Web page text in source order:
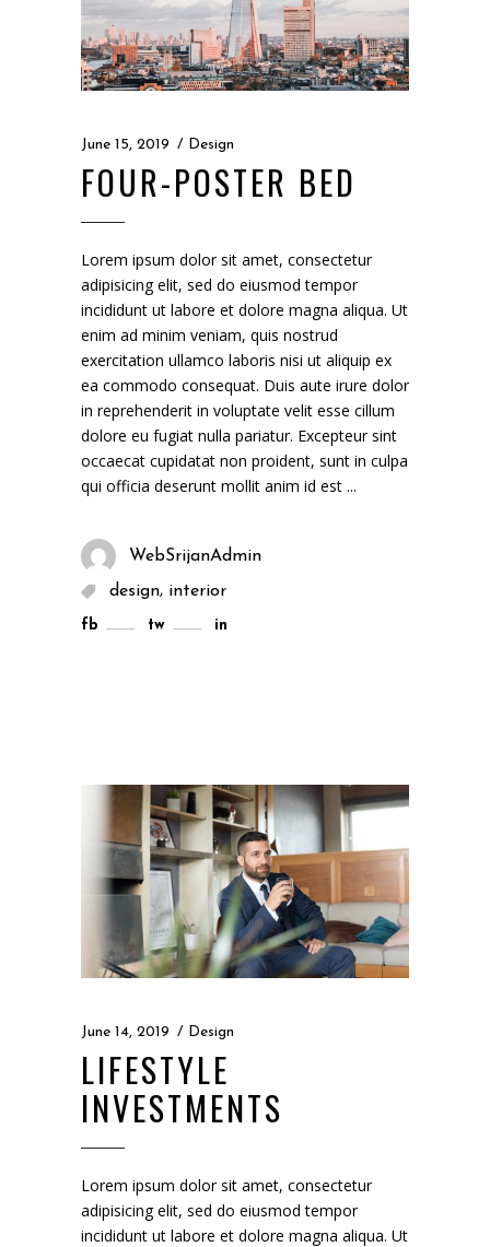
June 15, 2019 Design
FOUR-POSTER BED
Lorem ipsum dolor sit amet, consectetur
adipisicing elit, sed do eiusmod tempor
incididunt ut labore et dolore magna aliqua. Ut
enim ad minim veniam, quis nostrud
exercitation ullamco laboris nisi ut aliquip ex
ea commodo consequat. Duis aute irure dolor
in reprehenderit in voluptate velit esse cillum
dolore eu fugiat nulla pariatur. Excepteur sint
occaecat cupidatat non proident, sunt in culpa
qui officia deserunt mollit anim id est
WebSrijanAdmin
design, interior
fb tw in
June 14, 2019 Design
LIFESTYLE
INVESTMENTS
Lorem ipsum dolor sit amet, consectetur
adipisicing elit, sed do eiusmod tempor
incididunt ut labore et dolore magna aliqua. Ut